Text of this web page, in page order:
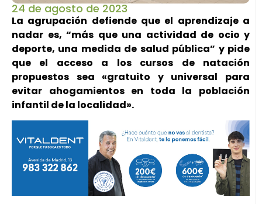
24 de agosto de 2023
La agrupación defiende que el aprendizaje a
nadar es, “más que una actividad de ocio y
deporte, una medida de salud pública” y pide
que el acceso a los cursos de natación
propuestos sea «gratuito y universal para
evitar ahogamientos en toda la población
infantil de la localidad».